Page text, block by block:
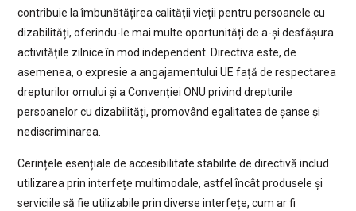
contribuie la îmbunătățirea calității vieții pentru persoanele cu
dizabilități, oferindu-le mai multe oportunități de a-și desfășura
activitățile zilnice în mod independent. Directiva este, de
asemenea, o expresie a angajamentului UE față de respectarea
drepturilor omului și a Convenției ONU privind drepturile
persoanelor cu dizabilități, promovând egalitatea de șanse și
nediscriminarea.
Cerințele esențiale de accesibilitate stabilite de directivă includ
utilizarea prin interfețe multimodale, astfel încât produsele și
serviciile să fie utilizabile prin diverse interfețe, cum ar fi